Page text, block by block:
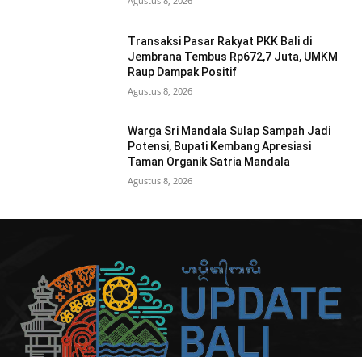
Transaksi Pasar Rakyat PKK Bali di
Jembrana Tembus Rp672,7 Juta, UMKM
Raup Dampak Positif
Agustus 8, 2026
Warga Sri Mandala Sulap Sampah Jadi
Potensi, Bupati Kembang Apresiasi
Taman Organik Satria Mandala
Agustus 8, 2026